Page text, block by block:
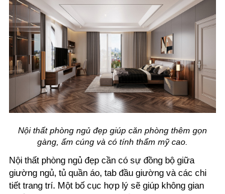
Nội thất phòng ngủ đẹp giúp căn phòng thêm gọn
gàng, ấm cúng và có tính thẩm mỹ cao.
Nội thất phòng ngủ đẹp cần có sự đồng bộ giữa
giường ngủ, tủ quần áo, tab đầu giường và các chi
tiết trang trí. Một bố cục hợp lý sẽ giúp không gian